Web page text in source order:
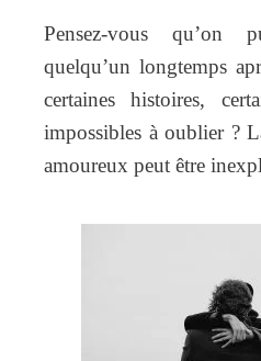
Pensez-vous qu’on
quelqu’un longtemps
certaines histoires,
impossibles à oublier ?
amoureux peut être